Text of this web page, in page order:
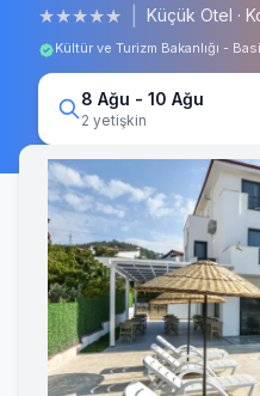
★★★★★ Küçük Otel ·
Kültür ve Turizm Bakanlığı -
8 Ağu - 10 Ağu
2 yetişkin